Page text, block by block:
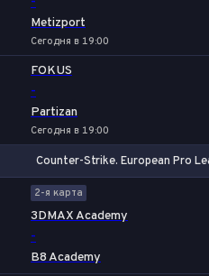
Metizport
Сегодня в 19:00
FOKUS
-
Partizan
Сегодня в 19:00
Counter-Strike. European Pro
2-я карта
3DMAX Academy
-
B8 Academy